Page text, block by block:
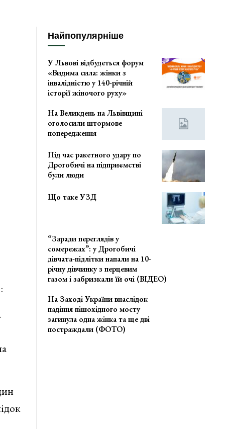
Найпопулярніше
У Львові відбудеться форум
«Видима сила: жінки з
інвалідністю у 140-річній
історії жіночого руху»
На Великдень на Львівщині
оголосили штормове
попередження
Під час ракетного удару по
Дрогобичі на підприємстві
були люди
Що таке УЗД
“Заради переглядів у
сомережах”: у Дрогобичі
дівчата-підлітки напали на 10-
річну дівчинку з перцевим
газом і забризкали їй очі (ВІДЕО)
На Заході України внаслідок
падіння пішохідного мосту
загинула одна жінка та ще дві
постраждали (ФОТО)